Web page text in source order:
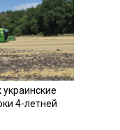
4-летней